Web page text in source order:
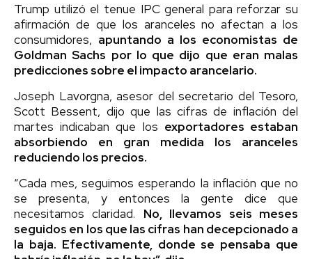
Trump utilizó el tenue IPC general para reforzar su
afirmación de que los aranceles no afectan a los
consumidores, apuntando a los economistas de
Goldman Sachs por lo que dijo que eran malas
predicciones sobre el impacto arancelario.
Joseph Lavorgna, asesor del secretario del Tesoro,
Scott Bessent, dijo que las cifras de inflación del
martes indicaban que los exportadores estaban
absorbiendo en gran medida los aranceles
reduciendo los precios.
“Cada mes, seguimos esperando la inflación que no
se presenta, y entonces la gente dice que
necesitamos claridad. No, llevamos seis meses
seguidos en los que las cifras han decepcionado a
la baja. Efectivamente, donde se pensaba que